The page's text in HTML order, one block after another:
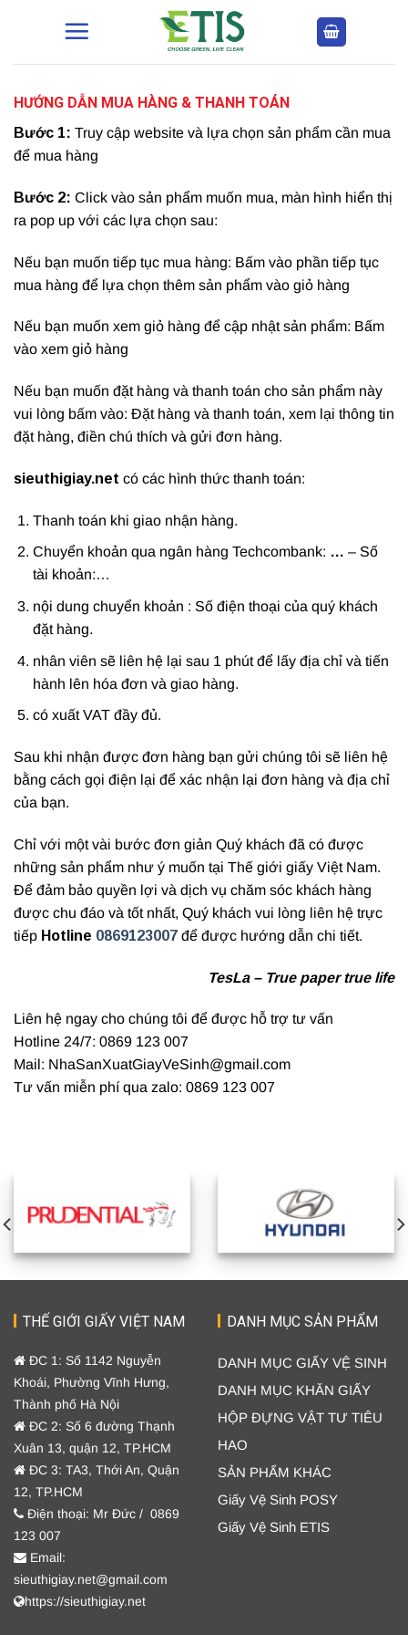
HƯỚNG DẪN MUA HÀNG & THANH TOÁN
Bước 1: Truy cập website và lựa chọn sản phẩm cần mua
để mua hàng
Bước 2: Click vào sản phẩm muốn mua, màn hình hiển thị
ra pop up với các lựa chọn sau:
Nếu bạn muốn tiếp tục mua hàng: Bấm vào phần tiếp tục
mua hàng để lựa chọn thêm sản phẩm vào giỏ hàng
Nếu bạn muốn xem giỏ hàng để cập nhật sản phẩm: Bấm
vào xem giỏ hàng
Nếu bạn muốn đặt hàng và thanh toán cho sản phẩm này
vui lòng bấm vào: Đặt hàng và thanh toán, xem lại thông tin
đặt hàng, điền chú thích và gửi đơn hàng.
sieuthigiay.net có các hình thức thanh toán:
Thanh toán khi giao nhận hàng.
Chuyển khoản qua ngân hàng Techcombank: … – Số
tài khoản:…
nội dung chuyển khoản : Số điện thoại của quý khách
đặt hàng.
nhân viên sẽ liên hệ lại sau 1 phút để lấy địa chỉ và tiến
hành lên hóa đơn và giao hàng.
có xuất VAT đầy đủ.
Sau khi nhận được đơn hàng bạn gửi chúng tôi sẽ liên hệ
bằng cách gọi điện lại để xác nhận lại đơn hàng và địa chỉ
của bạn.
Chỉ với một vài bước đơn giản Quý khách đã có được
những sản phẩm như ý muốn tại Thế giới giấy Việt Nam.
Để đảm bảo quyền lợi và dịch vụ chăm sóc khách hàng
được chu đáo và tốt nhất, Quý khách vui lòng liên hệ trực
tiếp Hotline 0869123007 để được hướng dẫn chi tiết.
TesLa – True paper true life
Liên hệ ngay cho chúng tôi để được hỗ trợ tư vấn
Hotline 24/7: 0869 123 007
Mail: NhaSanXuatGiayVeSinh@gmail.com
Tư vấn miễn phí qua zalo: 0869 123 007
THẾ GIỚI GIẤY VIỆT NAM
ĐC 1: Số 1142 Nguyễn
Khoái, Phường Vĩnh Hưng,
Thành phố Hà Nội
ĐC 2: Số 6 đường Thạnh
Xuân 13, quận 12, TP.HCM
ĐC 3: TA3, Thới An, Quận
12, TP.HCM
Điện thoại: Mr Đức / 0869
123 007
Email:
sieuthigiay.net@gmail.com
https://sieuthigiay.net
DANH MỤC SẢN PHẨM
DANH MỤC GIẤY VỆ SINH
DANH MỤC KHĂN GIẤY
HỘP ĐỰNG VẬT TƯ TIÊU
HAO
SẢN PHẨM KHÁC
Giấy Vệ Sinh POSY
Giấy Vệ Sinh ETIS